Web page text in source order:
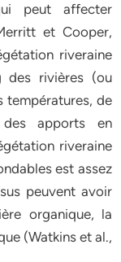
peut affecter
et Cooper,
riveraine
des rivières (ou
températures, de
apports en
riveraine
est assez
peuvent avoir
organique, la
(Watkins et al.,